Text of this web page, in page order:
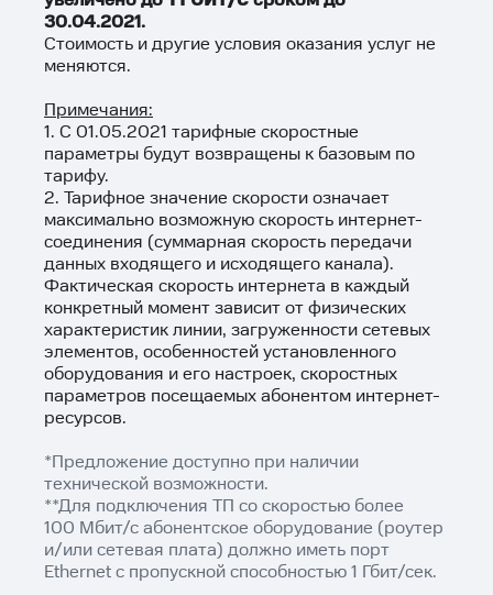
30.04.2021.
Стоимость и другие условия оказания услуг не
меняются.
Примечания:
1. С 01.05.2021 тарифные скоростные
параметры будут возвращены к базовым по
тарифу.
2. Тарифное значение скорости означает
максимально возможную скорость интернет-
соединения (суммарная скорость передачи
данных входящего и исходящего канала).
Фактическая скорость интернета в каждый
конкретный момент зависит от физических
характеристик линии, загруженности сетевых
элементов, особенностей установленного
оборудования и его настроек, скоростных
параметров посещаемых абонентом интернет-
ресурсов.
*Предложение доступно при наличии
технической возможности.
**Для подключения ТП со скоростью более
100 Мбит/с абонентское оборудование (роутер
и/или сетевая плата) должно иметь порт
Ethernet с пропускной способностью 1 Гбит/сек.